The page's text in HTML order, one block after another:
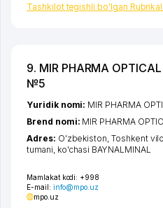
Tashkilot tegishli bo'lgan
9. MIR PHARMA
№5
Mamlakat kodi: +998
E-mail: info@mpo.uz
mpo.uz
Yuridik nomi: MIR PHARMA
Brend nomi: MIR PHARMA
Adres: O'zbekiston,Toshkent
tumani ko'chasi BAYNALMINAL